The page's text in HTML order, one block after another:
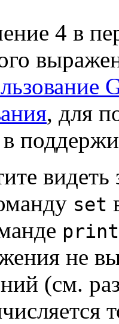
4 в
, для
в
видеть
set
print
не
(см.